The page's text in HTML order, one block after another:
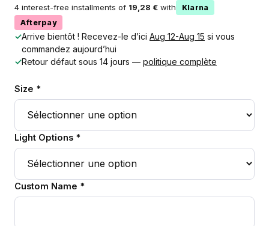
4 interest-free installments of 19,28 € with
Klarna
Afterpay
✓Arrive bientôt ! Recevez-le d’ici Aug 12-Aug 15 si vous
commandez aujourd’hui
✓Retour défaut sous 14 jours — politique complète
Size *
Light Options *
Custom Name *